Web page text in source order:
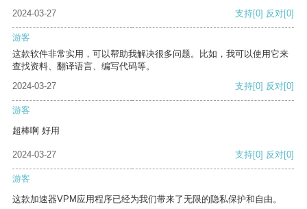
2024-03-27
支持[0] 反对[0]
游客
这款软件非常实用，可以帮助我解决很多问题。比如，我可以使用它来
查找资料、翻译语言、编写代码等。
2024-03-27
支持[0] 反对[0]
游客
超棒啊 好用
2024-03-27 支持[0] 反对[0]
游客
这款加速器VPM应用程序已经为我们带来了无限的隐私保护和自由。